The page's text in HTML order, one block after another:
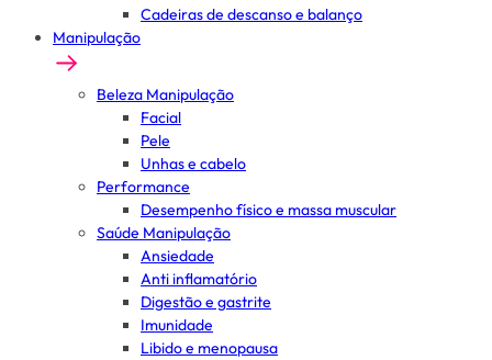
Cadeiras de descanso e balanço
Manipulação
Beleza Manipulação
Facial
Pele
Unhas e cabelo
Performance
Desempenho físico e massa muscular
Saúde Manipulação
Ansiedade
Anti inflamatório
Digestão e gastrite
Imunidade
Libido e menopausa